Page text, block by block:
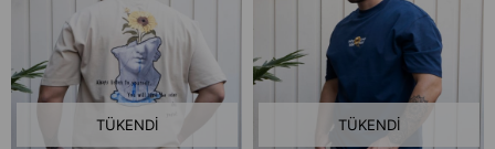
TÜKENDI TÜKENDI